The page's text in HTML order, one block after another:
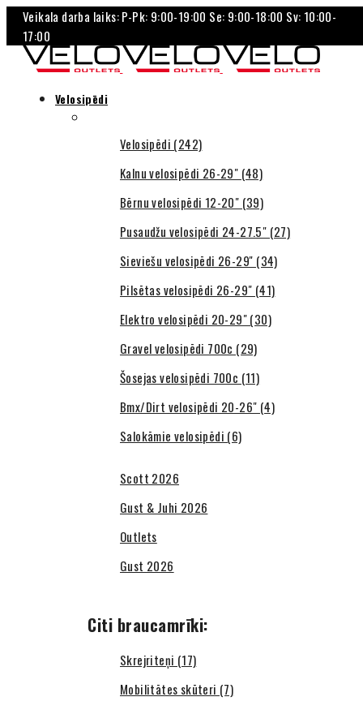
Veikala darba laiks: P-Pk: 9:00-19:00 Se: 9:00-18:00 Sv: 10:00-
17:00
Velosipēdi
Velosipēdi (242)
Kalnu velosipēdi 26-29" (48)
Bērnu velosipēdi 12-20" (39)
Pusaudžu velosipēdi 24-27.5" (27)
Sieviešu velosipēdi 26-29'' (34)
Pilsētas velosipēdi 26-29" (41)
Elektro velosipēdi 20-29" (30)
Gravel velosipēdi 700c (29)
Šosejas velosipēdi 700c (11)
Bmx/Dirt velosipēdi 20-26" (4)
Salokāmie velosipēdi (6)
Scott 2026
Gust & Juhi 2026
Outlets
Gust 2026
Citi braucamrīki:
Skrejriteņi (17)
Mobilitātes skūteri (7)